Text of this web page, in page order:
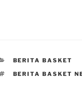
CATEGORIES
BERITA BASKET
TAGS
BERITA BASKET